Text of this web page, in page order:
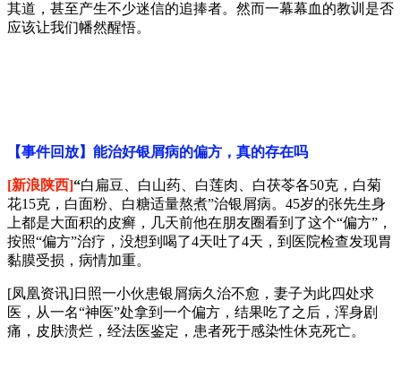
其道，甚至产生不少迷信的追捧者。然而一幕幕血的教训是否
应该让我们幡然醒悟。
【事件回放】能治好银屑病的偏方，真的存在吗
[新浪陕西]“白扁豆、白山药、白莲肉、白茯苓各50克，白菊
花15克，白面粉、白糖适量熬煮”治银屑病。45岁的张先生身
上都是大面积的皮癣，几天前他在朋友圈看到了这个“偏方”，
按照“偏方”治疗，没想到喝了4天吐了4天，到医院检查发现胃
黏膜受损，病情加重。
[凤凰资讯]日照一小伙患银屑病久治不愈，妻子为此四处求
医，从一名“神医”处拿到一个偏方，结果吃了之后，浑身剧
痛，皮肤溃烂，经法医鉴定，患者死于感染性休克死亡。